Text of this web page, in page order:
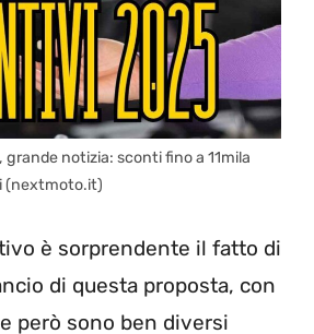
notizia: sconti fino a 11mila
(nextmoto.it)
è sorprendente il fatto di
di questa proposta, con
però sono ben diversi